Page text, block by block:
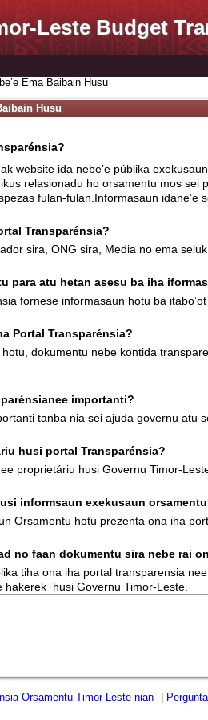
Leste Budget
Ema Baibain Husu
Husu
website ida nebe’e públika
relasionadu ho orsamentu mos sei
fulan-fulan.Informasaun idane’e
Transparénsia?
sira, ONG sira, Media no ema
para atu hetan asesu ba iha
fornese informasaun hotu ba
Portal Transparénsia?
dokumentu nebe kontida
importanti?
tanba nia sei ajuda governu atu
husi portal Transparénsia?
proprietáriu husi Governu Timor-
informsaun exekusaun
Orsamentu hotu prezenta ona iha
no faan dokumentu sira nebe rai
tiha ona iha portal transparensia
hakerek husi Governu Timor-Leste.
Orsamentu Timor-Leste nian